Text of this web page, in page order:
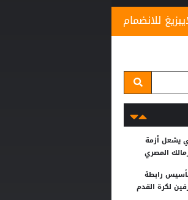
يشعل أزمة
المصري
تأسيس رابطة
لكرة القدم